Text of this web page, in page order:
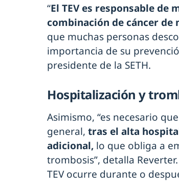
“El TEV es responsable de
combinación de cáncer de
que muchas personas
importancia de su
presidente de la SETH.
Hospitalización y
Asimismo, “es necesario
general, tras el alta
adicional, lo que obliga a
trombosis”, detalla
TEV ocurre durante o